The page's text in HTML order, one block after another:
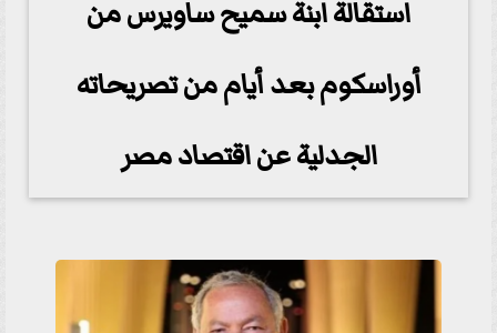
استقالة ابنة سميح ساويرس من
أوراسكوم بعد أيام من تصريحاته
الجدلية عن اقتصاد مصر